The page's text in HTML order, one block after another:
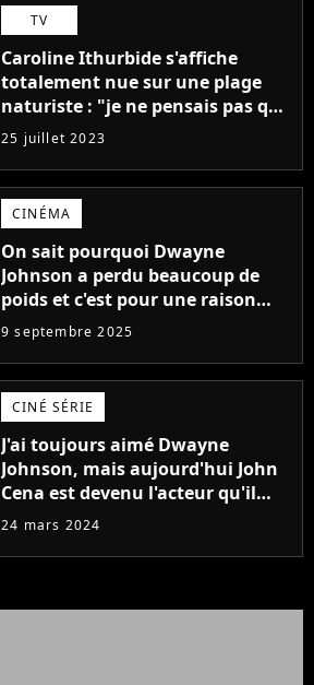
TV
Caroline Ithurbide s'affiche
totalement nue sur une plage
naturiste : "je ne pensais pas que
j'arriverais à le faire..."
25 juillet 2023
CINÉMA
On sait pourquoi Dwayne
Johnson a perdu beaucoup de
poids et c'est pour une raison
importante
9 septembre 2025
CINÉ SÉRIE
J'ai toujours aimé Dwayne
Johnson, mais aujourd'hui John
Cena est devenu l'acteur qu'il
rêvait d'être (et Ricky Stanicky le
24 mars 2024